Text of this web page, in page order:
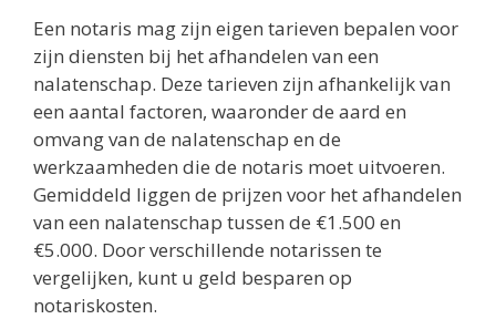
Een notaris mag zijn eigen tarieven bepalen voor
zijn diensten bij het afhandelen van een
nalatenschap. Deze tarieven zijn afhankelijk van
een aantal factoren, waaronder de aard en
omvang van de nalatenschap en de
werkzaamheden die de notaris moet uitvoeren.
Gemiddeld liggen de prijzen voor het afhandelen
van een nalatenschap tussen de €1.500 en
€5.000. Door verschillende notarissen te
vergelijken, kunt u geld besparen op
notariskosten.